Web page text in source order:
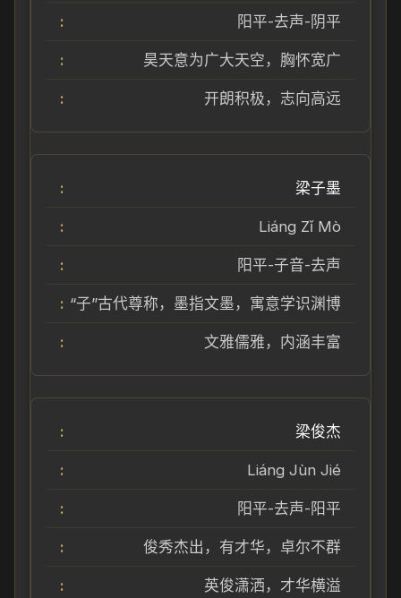
阳平-去声-阴平
昊天意为广大天空，胸怀宽广
开朗积极，志向高远
梁子墨
Liáng Zǐ Mò
阳平-子音-去声
“子”古代尊称，墨指文墨，寓意学识渊博
文雅儒雅，内涵丰富
梁俊杰
Liáng Jùn Jié
阳平-去声-阳平
俊秀杰出，有才华，卓尔不群
英俊潇洒，才华横溢